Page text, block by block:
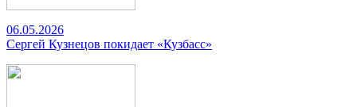
06.05.2026
Сергей Кузнецов покидает «Кузбасс»